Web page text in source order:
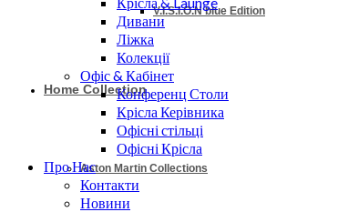
V.I.S.I.O.N blue Edition
Home Collection
Aston Martin Collections
Дивани
Ліжка
Колекції
Офіс & Кабінет
Конференц Столи
Крісла Керівника
Офісні стільці
Офісні Крісла
Про Нас
Контакти
Новини